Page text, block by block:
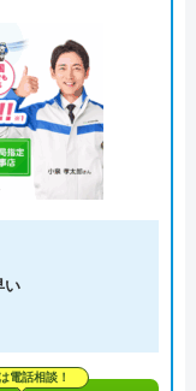
い
電話相談！